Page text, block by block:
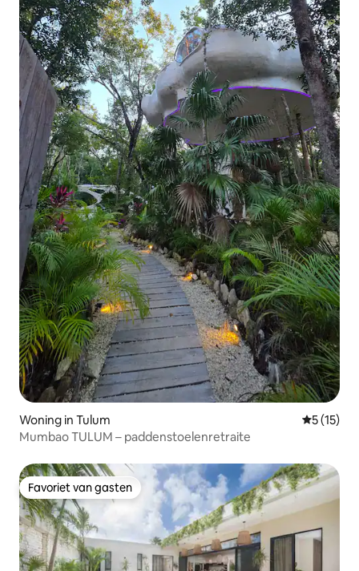
Woning in Tulum
5 (15)
Mumbao TULUM – paddenstoelenretraite
Favoriet van gasten
Favoriet van gasten